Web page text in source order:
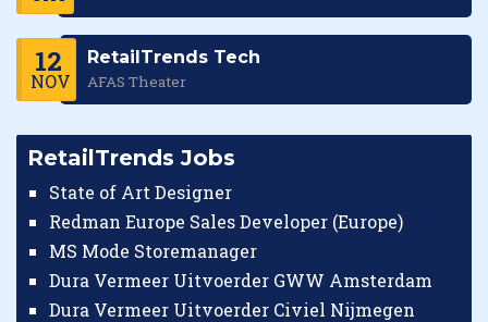
12
NOV
RetailTrends Tech
AFAS Theater
RetailTrends Jobs
State of Art Designer
Redman Europe Sales Developer (Europe)
MS Mode Storemanager
Dura Vermeer Uitvoerder GWW Amsterdam
Dura Vermeer Uitvoerder Civiel Nijmegen